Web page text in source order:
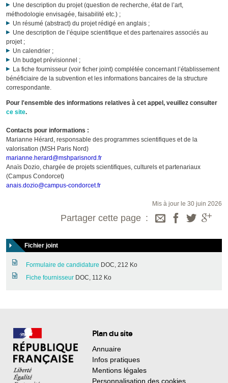
Une description du projet (question de recherche, état de l’art,
méthodologie envisagée, faisabilité etc.) ;
Un résumé (abstract) du projet rédigé en anglais ;
Une description de l’équipe scientifique et des partenaires associés au
projet ;
Un calendrier ;
Un budget prévisionnel ;
La fiche fournisseur (voir ficher joint) complétée concernant l’établissement
bénéficiaire de la subvention et les informations bancaires de la structure
correspondante.
Pour l'ensemble des informations relatives à cet appel, veuillez consulter
ce site.
Contacts pour informations :
Marianne Hérard, responsable des programmes scientifiques et de la
valorisation (MSH Paris Nord)
marianne.herard@mshparisnord.fr
Anaïs Dozio, chargée de projets scientifiques, culturels et partenariaux
(Campus Condorcet)
anais.dozio@campus-condorcet.fr
Mis à jour le 30 juin 2026
Partager cette page
Fichier joint
Formulaire de candidature DOC, 212 Ko
Fiche fournisseur DOC, 112 Ko
Plan du site
Annuaire
Infos pratiques
Mentions légales
Personnalisation des cookies